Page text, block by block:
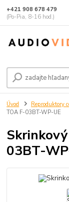
+421 908 678 479
(Po-Pia, 8-16 hod.)
Úvod Reproduktory
TOA F-03BT-WP-UE
03BT-